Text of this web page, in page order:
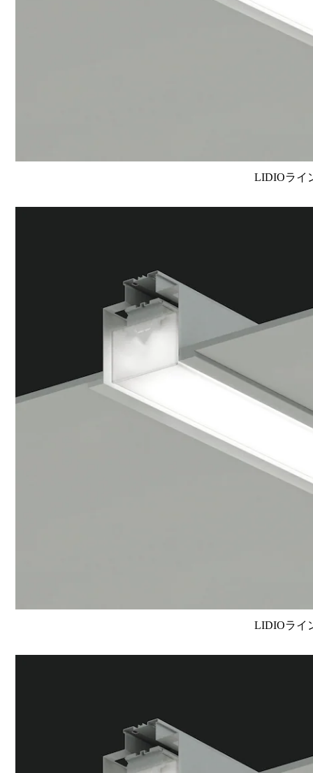
LIDIOライ
LIDIOライ